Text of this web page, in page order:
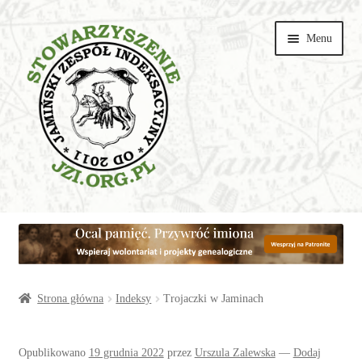
nawigacji
treści
Menu
Wspieraj
Parafie
Artykuły
Strona główna Indeksy Trojaczki w Jaminach
Opublikowano 19 grudnia 2022 przez Urszula Zalewska — Dodaj